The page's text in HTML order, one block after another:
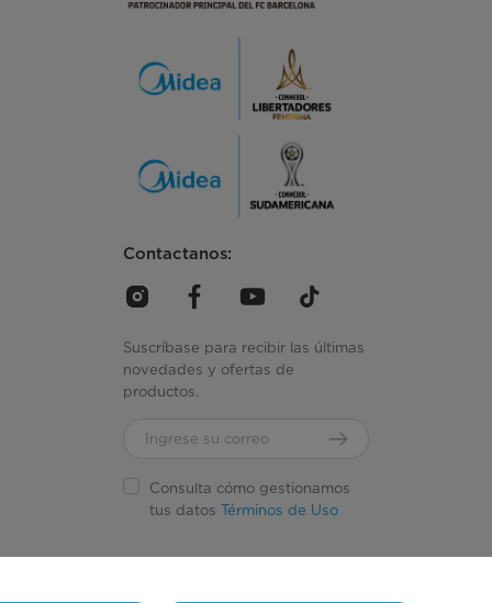
Contactanos:
Suscríbase para recibir las últimas
novedades y ofertas de
productos.
Consulta cómo gestionamos
tus datosTérminos de Uso